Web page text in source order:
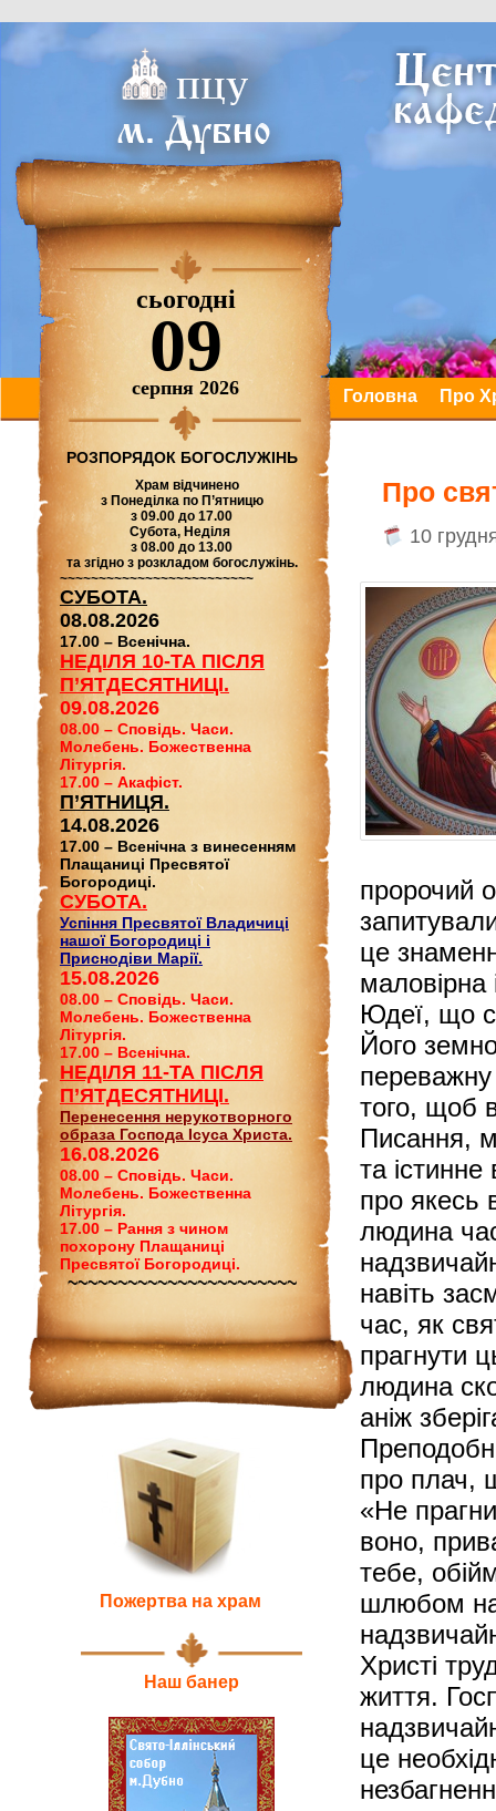
сьогодні
09
серпня 2026 Головна Про
РОЗПОРЯДОК БОГОСЛУЖІНЬ
Храм відчинено
з Понеділка по П’ятницю
з 09.00 до 17.00
Субота, Неділя
з 08.00 до 13.00
та згідно з розкладом богослужінь.
~~~~~~~~~~~~~~~~~~~~~~~~~
СУБОТА.
08.08.2026
17.00 – Всенічна.
НЕДІЛЯ 10-ТА ПІСЛЯ
П’ЯТДЕСЯТНИЦІ.
09.08.2026
08.00 – Сповідь. Часи.
Молебень. Божественна
Літургія.
17.00 – Акафіст.
П’ЯТНИЦЯ.
14.08.2026
17.00 – Всенічна з винесенням
Плащаниці Пресвятої
Богородиці.
СУБОТА.
Успіння Пресвятої Владичиці
нашої Богородиці і
Приснодіви Марії.
15.08.2026
08.00 – Сповідь. Часи.
Молебень. Божественна
Літургія.
17.00 – Всенічна.
НЕДІЛЯ 11-ТА ПІСЛЯ
П’ЯТДЕСЯТНИЦІ.
Перенесення нерукотворного
образа Господа Ісуса Христа.
16.08.2026
08.00 – Сповідь. Часи.
Молебень. Божественна
Літургія.
17.00 – Рання з чином
похорону Плащаниці
Пресвятої Богородиці.
~~~~~~~~~~~~~~~~~~~~~~~
Пожертва на храм
Наш банер
Про
10
пророчий
це
маловірна
Юдеї, що
Його
переважну
того, щоб
Писання,
та
про якесь
людина
навіть
час, як
прагнути
людина
аніж
про плач,
«Не
воно,
тебе,
шлюбом
Христі
життя.
це